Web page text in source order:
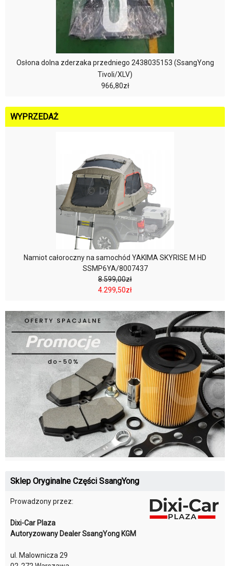
Osłona dolna zderzaka przedniego 2438035153 (SsangYong
Tivoli/XLV)
966,80zł
WYPRZEDAŻ
Namiot całoroczny na samochód YAKIMA SKYRISE M HD
SSMP6YA/8007437
8.599,00zł
4.299,50zł
Sklep Oryginalne Części SsangYong
Prowadzony przez:
Dixi-Car Plaza
Autoryzowany Dealer SsangYong KGM
ul. Malownicza 29